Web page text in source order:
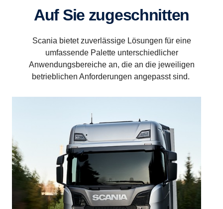
Auf Sie zugeschnitten
Scania bietet zuverlässige Lösungen für eine
umfassende Palette unterschiedlicher
Anwendungsbereiche an, die an die jeweiligen
betrieblichen Anforderungen angepasst sind.